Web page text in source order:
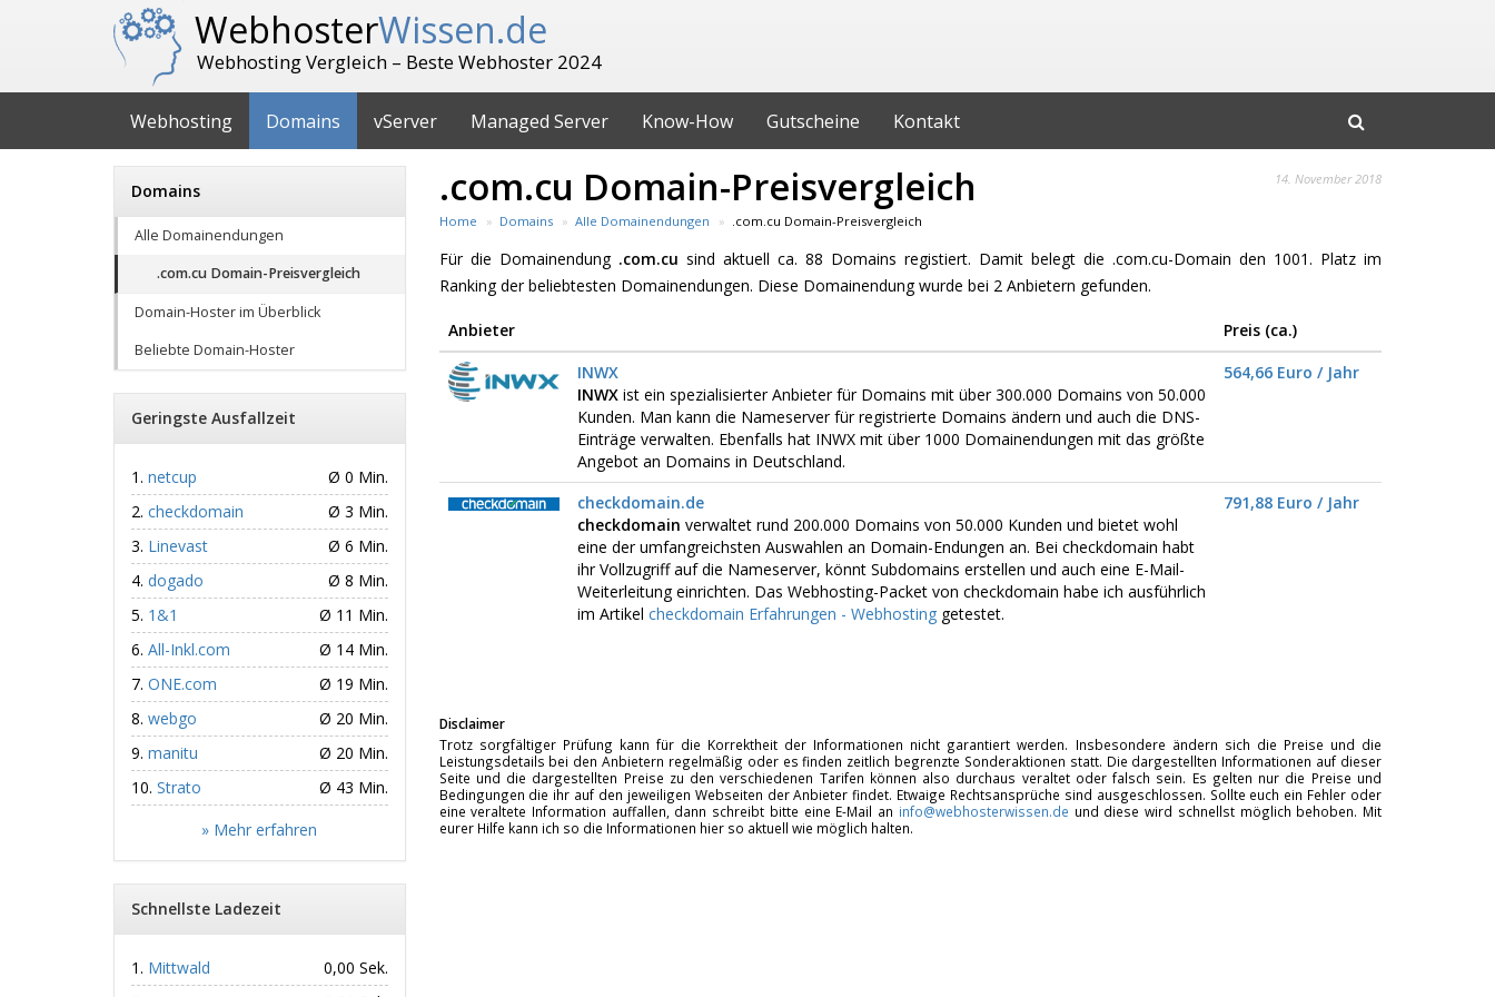
WebhosterWissen.de
Webhosting Vergleich – Beste Webhoster 2024
Webhosting Domains vServer Managed Server Know-How Gutscheine Kontakt
14. November 2018
.com.cu Domain-Preisvergleich
Home Domains Alle Domainendungen .com.cu Domain-Preisvergleich
Für die Domainendung .com.cu sind aktuell ca. 88 Domains registiert. Damit belegt die .com.cu-Domain den 1001. Platz im
Ranking der beliebtesten Domainendungen. Diese Domainendung wurde bei 2 Anbietern gefunden.
Anbieter
Preis (ca.)
INWX
INWXist ein spezialisierter Anbieter für Domains mit über 300.000 Domains von 50.000
Kunden. Man kann die Nameserver für registrierte Domains ändern und auch die DNS-
Einträge verwalten. Ebenfalls hat INWX mit über 1000 Domainendungen mit das größte
Angebot an Domains in Deutschland.
564,66 Euro / Jahr
checkdomain.de
checkdomain verwaltet rund 200.000 Domains von 50.000 Kunden und bietet wohl
eine der umfangreichsten Auswahlen an Domain-Endungen an. Bei checkdomain habt
ihr Vollzugriff auf die Nameserver, könnt Subdomains erstellen und auch eine E-Mail-
Weiterleitung einrichten. Das Webhosting-Packet von checkdomain habe ich ausführlich
im Artikel checkdomain Erfahrungen - Webhostinggetestet.
791,88 Euro / Jahr
Disclaimer
Trotz sorgfältiger Prüfung kann für die Korrektheit der Informationen nicht garantiert werden. Insbesondere ändern sich die Preise und die
Leistungsdetails bei den Anbietern regelmäßig oder es finden zeitlich begrenzte Sonderaktionen statt. Die dargestellten Informationen auf dieser
Seite und die dargestellten Preise zu den verschiedenen Tarifen können also durchaus veraltet oder falsch sein. Es gelten nur die Preise und
Bedingungen die ihr auf den jeweiligen Webseiten der Anbieter findet. Etwaige Rechtsansprüche sind ausgeschlossen. Sollte euch ein Fehler oder
eine veraltete Information auffallen, dann schreibt bitte eine E-Mail an info@webhosterwissen.de und diese wird schnellst möglich behoben. Mit
eurer Hilfe kann ich so die Informationen hier so aktuell wie möglich halten.
Domains
Alle Domainendungen
.com.cu Domain-Preisvergleich
Domain-Hoster im Überblick
Beliebte Domain-Hoster
Geringste Ausfallzeit
netcup
Ø 0 Min.
checkdomain
Ø 3 Min.
Linevast
Ø 6 Min.
dogado
Ø 8 Min.
1&1
Ø 11 Min.
All-Inkl.com
Ø 14 Min.
ONE.com
Ø 19 Min.
webgo
Ø 20 Min.
manitu
Ø 20 Min.
Strato
Ø 43 Min.
» Mehr erfahren
Schnellste Ladezeit
Mittwald
0,00 Sek.